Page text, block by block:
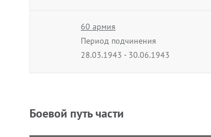
60 армия
Период подчинения
28.03.1943 - 30.06.1943
Боевой путь части